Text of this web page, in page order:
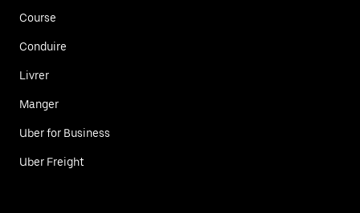
Course
Conduire
Livrer
Manger
Uber for Business
Uber Freight